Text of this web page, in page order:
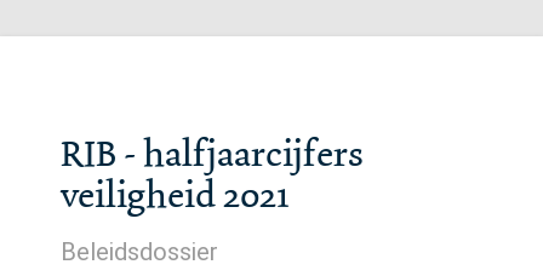
RIB - halfjaarcijfers
veiligheid 2021
Beleidsdossier